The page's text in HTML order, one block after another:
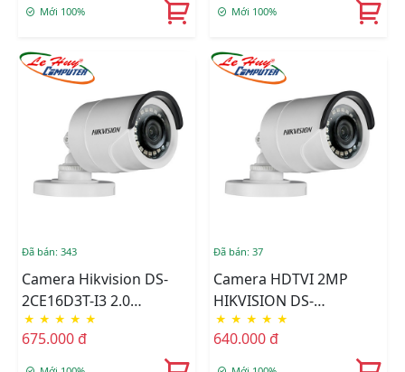
Mới 100% Mới 100%
Đã bán: 343
Camera Hikvision DS-
2CE16D3T-I3 2.0
Megapixel
★ ★ ★ ★ ★
675.000 đ
Đã bán: 37
Camera HDTVI 2MP
HIKVISION DS-
2CE16D3T-I3P
★ ★ ★ ★ ★
640.000 đ